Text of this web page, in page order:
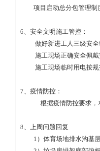
项目启动总分包管理
6 、安全文明施工管控：
做好新进工人三级安全
施工现场正确安全佩戴
施工现场临时用电按规
7 、疫情防控：
根据疫情防控要求
8 、上周问题回复
1 ）体育场地排水沟基